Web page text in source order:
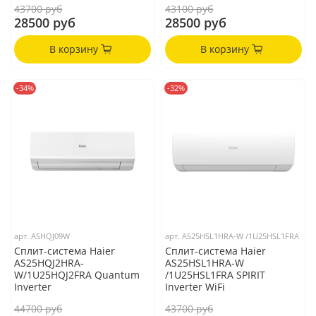
43700 руб
28500 руб
В корзину
43100 руб
28500 руб
В корзину
-34%
арт.ASHQJ09W
Сплит-система Haier
AS25HQJ2HRA-
W/1U25HQJ2FRA Quantum
Inverter
44700 руб
-32%
арт.AS25HSL1HRA-W /1U25HSL1FRA
Сплит-система Haier
AS25HSL1HRA-W
/1U25HSL1FRA SPIRIT
Inverter WiFi
43700 руб